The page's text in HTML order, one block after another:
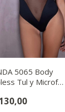
5065 Body
Tul y Microf